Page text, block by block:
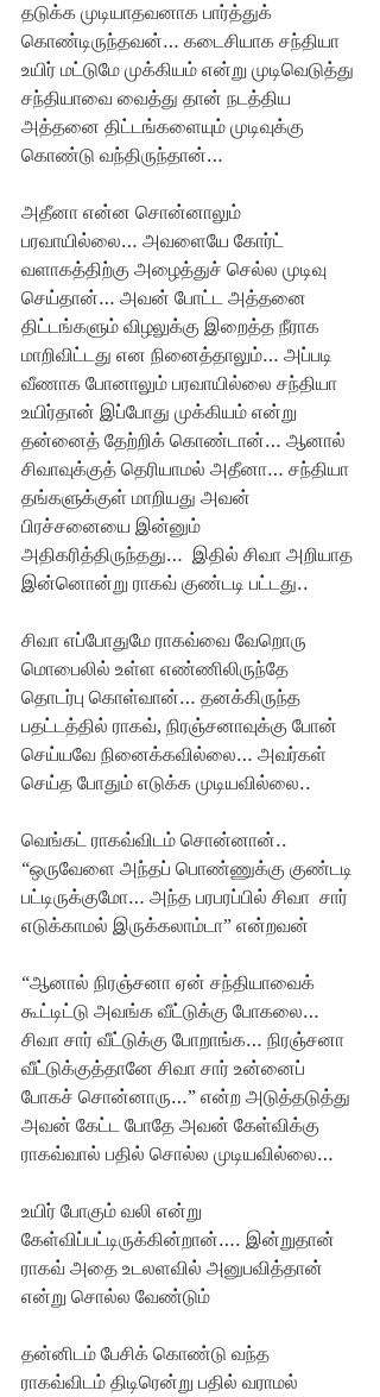
தடுக்க முடியாதவனாக பார்த்துக்
கொண்டிருந்தவன்… கடைசியாக சந்தியா
உயிர் மட்டுமே முக்கியம் என்று முடிவெடுத்து
சந்தியாவை வைத்து தான் நடத்திய
அத்தனை திட்டங்களையும் முடிவுக்கு
கொண்டு வந்திருந்தான்…
அதீனா என்ன சொன்னாலும்
பரவாயில்லை… அவளையே கோர்ட்
வளாகத்திற்கு அழைத்துச் செல்ல முடிவு
செய்தான்… அவன் போட்ட அத்தனை
திட்டங்களும் விழலுக்கு இறைத்த நீராக
மாறிவிட்டது என நினைத்தாலும்… அப்படி
வீணாக போனாலும் பரவாயில்லை சந்தியா
உயிர்தான் இப்போது முக்கியம் என்று
தன்னைத் தேற்றிக் கொண்டான்… ஆனால்
சிவாவுக்குத் தெரியாமல் அதீனா… சந்தியா
தங்களுக்குள் மாறியது அவன்
பிரச்சனையை இன்னும்
அதிகரித்திருந்தது…  இதில் சிவா அறியாத
இன்னொன்று ராகவ் குண்டடி பட்டது..
சிவா எப்போதுமே ராகவ்வை வேறொரு
மொபைலில் உள்ள எண்ணிலிருந்தே
தொடர்பு கொள்வான்… தனக்கிருந்த
பதட்டத்தில் ராகவ், நிரஞ்சனாவுக்கு போன்
செய்யவே நினைக்கவில்லை… அவர்கள்
செய்த போதும் எடுக்க முடியவில்லை..
வெங்கட் ராகவ்விடம் சொன்னான்..
“ஒருவேளை அந்தப் பொண்ணுக்கு குண்டடி
பட்டிருக்குமோ… அந்த பரபரப்பில் சிவா  சார்
எடுக்காமல் இருக்கலாம்டா” என்றவன்
“ஆனால் நிரஞ்சனா ஏன் சந்தியாவைக்
கூட்டிட்டு அவங்க வீட்டுக்கு போகலை…
சிவா சார் வீட்டுக்கு போறாங்க… நிரஞ்சனா
வீட்டுக்குத்தானே சிவா சார் உன்னைப்
போகச் சொன்னாரு…” என்ற அடுத்தடுத்து
அவன் கேட்ட போதே அவன் கேள்விக்கு
ராகவ்வால் பதில் சொல்ல முடியவில்லை…
உயிர் போகும் வலி என்று
கேள்விப்பட்டிருக்கின்றான்…. இன்றுதான்
ராகவ் அதை உடலளவில் அனுபவித்தான்
என்று சொல்ல வேண்டும்
தன்னிடம் பேசிக் கொண்டு வந்த
ராகவ்விடம் திடிரென்று பதில் வராமல்